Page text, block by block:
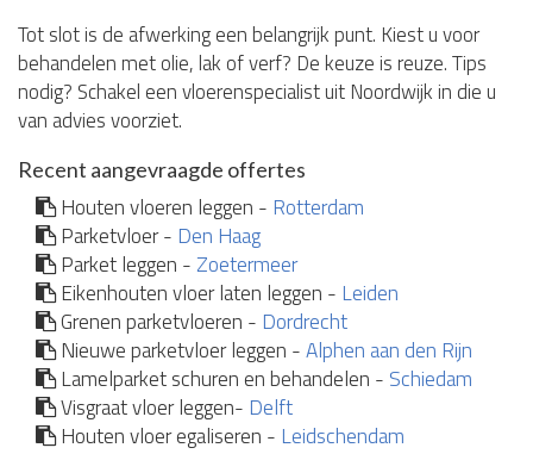
Tot slot is de afwerking een belangrijk punt. Kiest u voor
behandelen met olie, lak of verf? De keuze is reuze. Tips
nodig? Schakel een vloerenspecialist uit Noordwijk in die u
van advies voorziet.
Recent aangevraagde offertes
Houten vloeren leggen - Rotterdam
Parketvloer - Den Haag
Parket leggen -Zoetermeer
Eikenhouten vloer laten leggen - Leiden
Grenen parketvloeren - Dordrecht
Nieuwe parketvloer leggen -Alphen aan den Rijn
Lamelparket schuren en behandelen - Schiedam
Visgraat vloer leggen- Delft
Houten vloer egaliseren - Leidschendam